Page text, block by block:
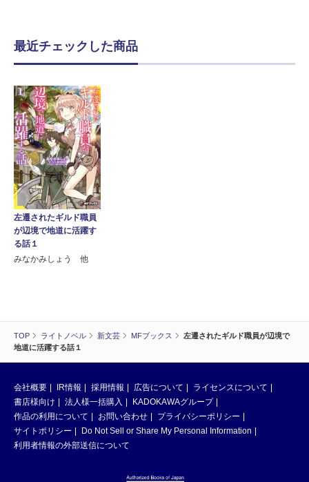
TOP ライトノベル 新文芸 MFブックス
左遷されたギルド職員が辺境で
地道に活躍する話１
最近チェックした商品
左遷されたギルド職員
が辺境で地道に活躍す
る話１
みなかみしょう 他
会社概要 IR情報 採用情報 広告について
ライセンスについて
書店様向け
法人様一括購入
KADOKAWAグループ
作品の利用について
お問い合わせ
プライバシーポリシー
サイトポリシー
Do Not Sell or Share My Personal Information
利用者情報の外部送信について